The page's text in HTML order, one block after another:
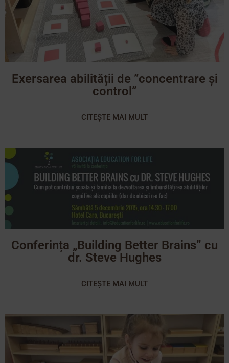
Exersarea abilității de ”concentrare şi
control”
CITEȘTE MAI MULT
Conferința „Building Better Brains” cu
dr. Steve Hughes
CITEȘTE MAI MULT